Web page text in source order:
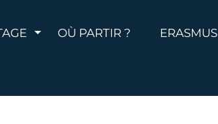
LE MENU
AFFICHER LE MENU
OÙ PARTIR ?